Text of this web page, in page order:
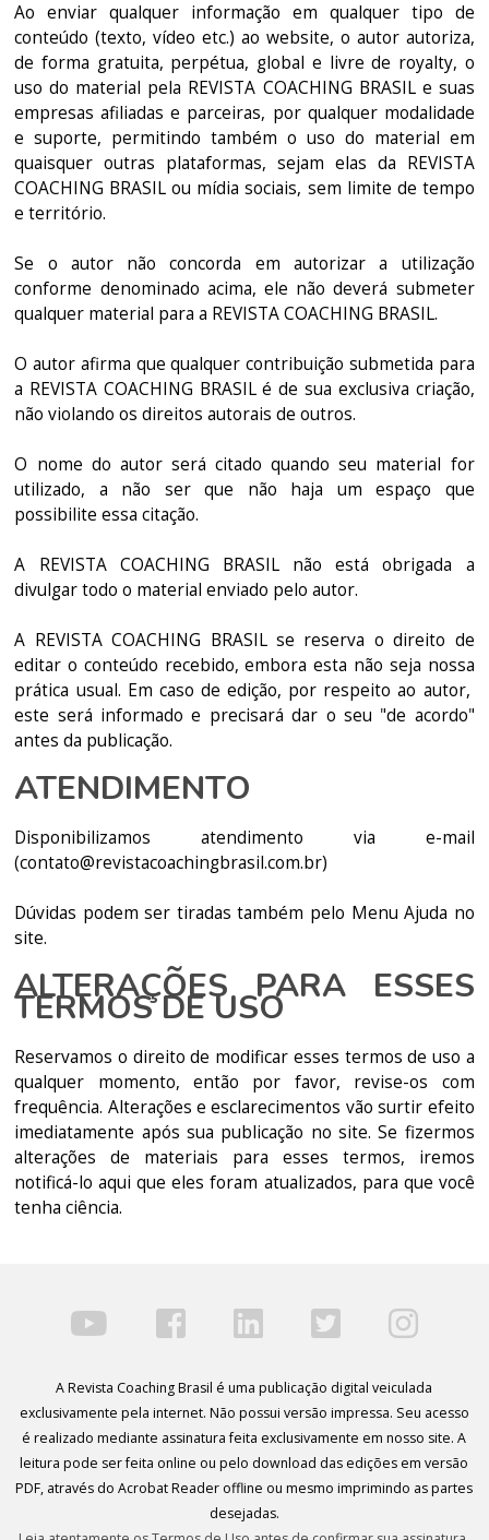
Ao enviar qualquer informação em qualquer tipo de
conteúdo (texto, vídeo etc.) ao website, o autor autoriza,
de forma gratuita, perpétua, global e livre de royalty, o
uso do material pela REVISTA COACHING BRASIL e suas
empresas afiliadas e parceiras, por qualquer modalidade
e suporte, permitindo também o uso do material em
quaisquer outras plataformas, sejam elas da REVISTA
COACHING BRASIL ou mídia sociais, sem limite de tempo
e território.
Se o autor não concorda em autorizar a utilização
conforme denominado acima, ele não deverá submeter
qualquer material para a REVISTA COACHING BRASIL.
O autor afirma que qualquer contribuição submetida para
a REVISTA COACHING BRASIL é de sua exclusiva criação,
não violando os direitos autorais de outros.
O nome do autor será citado quando seu material for
utilizado, a não ser que não haja um espaço que
possibilite essa citação.
A REVISTA COACHING BRASIL não está obrigada a
divulgar todo o material enviado pelo autor.
A REVISTA COACHING BRASIL se reserva o direito de
editar o conteúdo recebido, embora esta não seja nossa
prática usual. Em caso de edição, por respeito ao autor,
este será informado e precisará dar o seu "de acordo"
antes da publicação.
ATENDIMENTO
Disponibilizamos atendimento via e-mail
(contato@revistacoachingbrasil.com.br)
Dúvidas podem ser tiradas também pelo Menu Ajuda no
site.
ALTERAÇÕES PARA ESSES
TERMOS DE USO
Reservamos o direito de modificar esses termos de uso a
qualquer momento, então por favor, revise-os com
frequência. Alterações e esclarecimentos vão surtir efeito
imediatamente após sua publicação no site. Se fizermos
alterações de materiais para esses termos, iremos
notificá-lo aqui que eles foram atualizados, para que você
tenha ciência.
A Revista Coaching Brasil é uma publicação digital veiculada
exclusivamente pela internet. Não possui versão impressa. Seu acesso
é realizado mediante assinatura feita exclusivamente em nosso site. A
leitura pode ser feita online ou pelo download das edições em versão
PDF, através do Acrobat Reader offline ou mesmo imprimindo as partes
desejadas.